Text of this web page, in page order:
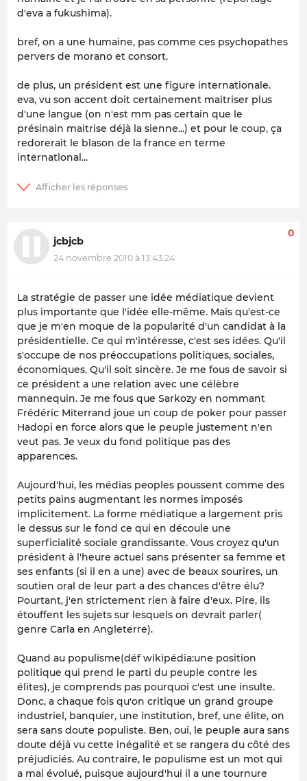
d'eva a fukushima).
bref, on a une humaine, pas comme ces psychopathes
pervers de morano et consort.
de plus, un président est une figure internationale.
eva, vu son accent doit certainement maitriser plus
d'une langue (on n'est mm pas certain que le
présinain maitrise déjà la sienne...) et pour le coup, ça
redorerait le blason de la france en terme
international...
jcbjcb
24 novembre 2010 à 13:43:24
0
La stratégie de passer une idée médiatique devient
plus importante que l'idée elle-même. Mais qu'est-ce
que je m'en moque de la popularité d'un candidat à la
présidentielle. Ce qui m'intéresse, c'est ses idées. Qu'il
s'occupe de nos préoccupations politiques, sociales,
économiques. Qu'il soit sincère. Je me fous de savoir si
ce président a une relation avec une célèbre
mannequin. Je me fous que Sarkozy en nommant
Frédéric Miterrand joue un coup de poker pour passer
Hadopi en force alors que le peuple justement n'en
veut pas. Je veux du fond politique pas des
apparences.
Aujourd'hui, les médias peoples poussent comme des
petits pains augmentant les normes imposés
implicitement. La forme médiatique a largement pris
le dessus sur le fond ce qui en découle une
superficialité sociale grandissante. Vous croyez qu'un
président à l'heure actuel sans présenter sa femme et
ses enfants (si il en a une) avec de beaux sourires, un
soutien oral de leur part a des chances d'être élu?
Pourtant, j'en strictement rien à faire d'eux. Pire, ils
étouffent les sujets sur lesquels on devrait parler(
genre Carla en Angleterre).
Quand au populisme(déf wikipédia:une position
politique qui prend le parti du peuple contre les
élites), je comprends pas pourquoi c'est une insulte.
Donc, a chaque fois qu'on critique un grand groupe
industriel, banquier, une institution, bref, une élite, on
sera sans doute populiste. Ben, oui, le peuple aura sans
doute déjà vu cette inégalité et se rangera du côté des
préjudiciés. Au contraire, le populisme est un mot qui
a mal évolué, puisque aujourd'hui il a une tournure